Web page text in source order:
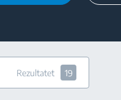
Rezultatet 19